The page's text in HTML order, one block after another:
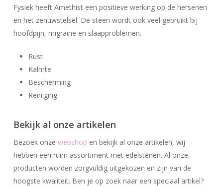
Go To Shop
Fysiek heeft Amethist een positieve werking op de hersenen
en het zenuwstelsel. De steen wordt ook veel gebruikt bij
hoofdpijn, migraine en slaapproblemen.
Rust
Kalmte
Bescherming
Reiniging
Bekijk al onze artikelen
Bezoek onze webshop en bekijk al onze artikelen, wij
hebben een ruim assortiment met edelstenen. Al onze
producten worden zorgvuldig uitgekozen en zijn van de
hoogste kwaliteit. Ben je op zoek naar een speciaal artikel?